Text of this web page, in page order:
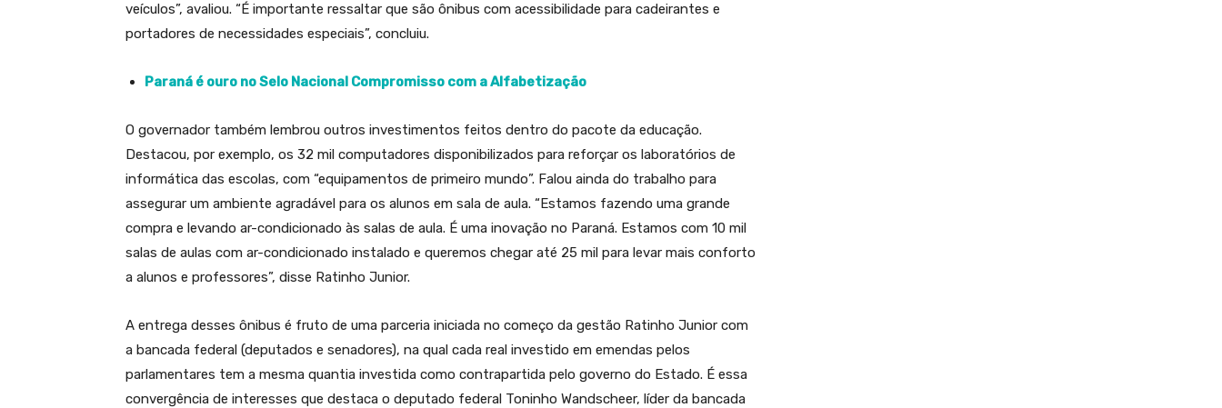
veículos”, avaliou. “É importante ressaltar que são ônibus com acessibilidade para cadeirantes e
portadores de necessidades especiais”, concluiu.
Paraná é ouro no Selo Nacional Compromisso com a Alfabetização
O governador também lembrou outros investimentos feitos dentro do pacote da educação.
Destacou, por exemplo, os 32 mil computadores disponibilizados para reforçar os laboratórios de
informática das escolas, com “equipamentos de primeiro mundo”. Falou ainda do trabalho para
assegurar um ambiente agradável para os alunos em sala de aula. “Estamos fazendo uma grande
compra e levando ar-condicionado às salas de aula. É uma inovação no Paraná. Estamos com 10 mil
salas de aulas com ar-condicionado instalado e queremos chegar até 25 mil para levar mais conforto
a alunos e professores”, disse Ratinho Junior.
A entrega desses ônibus é fruto de uma parceria iniciada no começo da gestão Ratinho Junior com
a bancada federal (deputados e senadores), na qual cada real investido em emendas pelos
parlamentares tem a mesma quantia investida como contrapartida pelo governo do Estado. É essa
convergência de interesses que destaca o deputado federal Toninho Wandscheer, líder da bancada